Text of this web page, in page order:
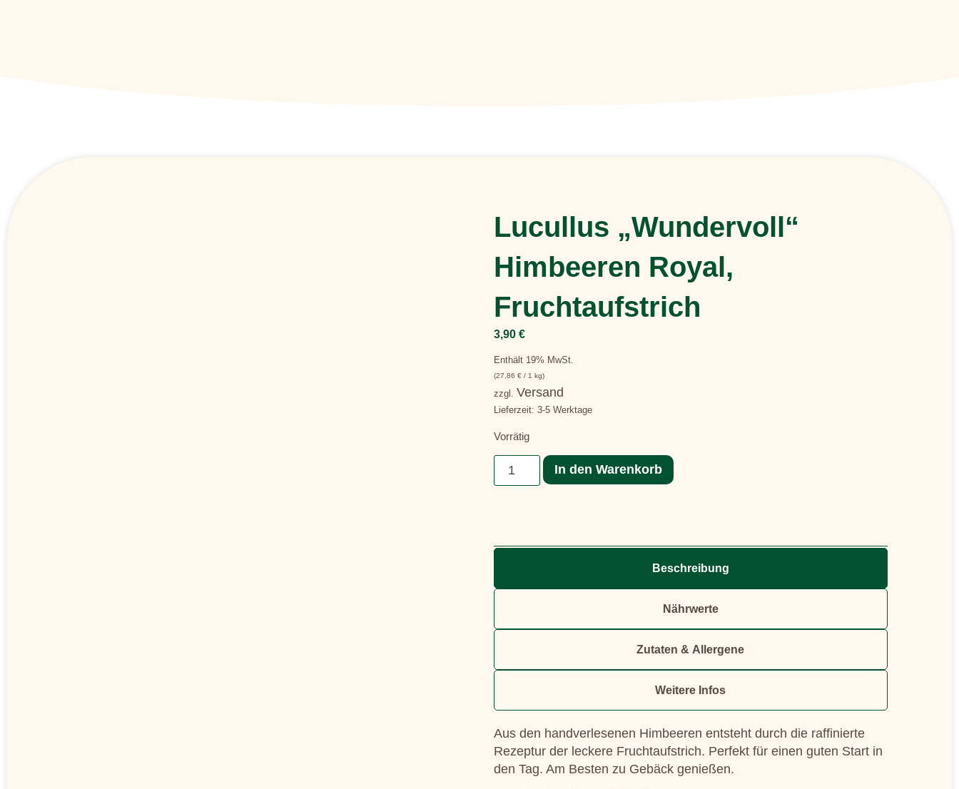
Lucullus „Wundervoll“
Himbeeren Royal,
Fruchtaufstrich
3,90 €
Enthält 19% MwSt.
(27,86 €/ 1 kg)
zzgl. Versand
Lieferzeit: 3-5 Werktage
Vorrätig
In den Warenkorb
Beschreibung
Nährwerte
Zutaten & Allergene
Weitere Infos
Aus den handverlesenen Himbeeren entsteht durch die raffinierte
Rezeptur der leckere Fruchtaufstrich. Perfekt für einen guten Start in
den Tag. Am Besten zu Gebäck genießen.